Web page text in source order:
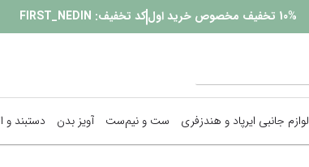
10% تخفیف مخصوص خرید اولکد تخفیف: FIRST_NEDIN
لوازم جانبی ایرپاد و هندزفری ست و نیم‌ست آویز بدن دستبند و